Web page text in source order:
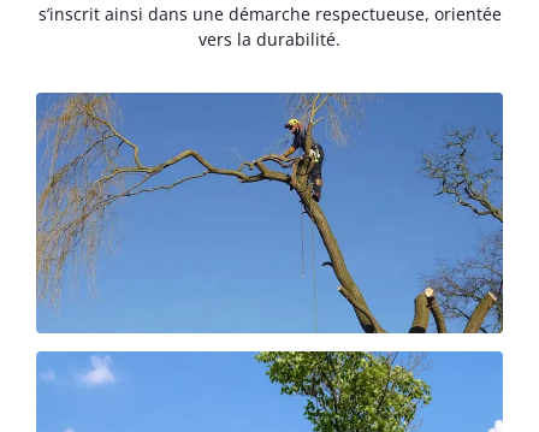
s’inscrit ainsi dans une démarche respectueuse, orientée
vers la durabilité.